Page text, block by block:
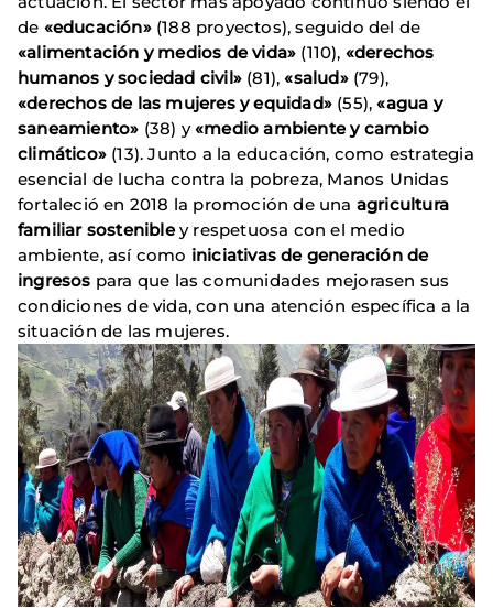
de «educación»(188 proyectos), seguido del de
«alimentación y medios de vida» (110), «derechos
humanos y sociedad civil» (81),«salud»(79),
«derechos de las mujeres y equidad» (55),«agua y
saneamiento» (38) y«medio ambiente y cambio
climático» (13). Junto a la educación, como estrategia
esencial de lucha contra la pobreza, Manos Unidas
fortaleció en 2018 la promoción de una agricultura
familiar sostenibley respetuosa con el medio
ambiente, así como iniciativas de generación de
ingresos para que las comunidades mejorasen sus
condiciones de vida, con una atención específica a la
situación de las mujeres.